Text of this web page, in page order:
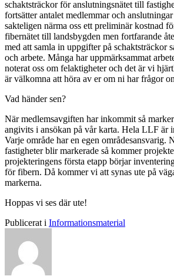
schaktsträckor för anslutningsnätet till
fortsätter antalet medlemmar och
sakteligen närma oss ett preliminär kostnad
fibernätet till landsbygden men fortfarande
med att samla in uppgifter på schaktsträckor
och arbete. Många har uppmärksammat
noterat oss om felaktigheter och det är vi
är välkomna att höra av er om ni har frågor
Vad händer sen?
När medlemsavgiften har inkommit så
angivits i ansökan på vår karta. Hela LLF är
Varje område har en egen områdesansvarig.
fastigheter blir markerade så kommer
projekteringens första etapp börjar
för fibern. Då kommer vi att synas ute på
markerna.
Hoppas vi ses där ute!
Publicerat i Informationsmaterial